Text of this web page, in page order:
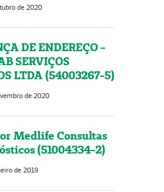
de 2020
DE ENDEREÇO -
SERVIÇOS
LTDA (54003267-5)
de 2020
Medlife Consultas
(51004334-2)
de 2019